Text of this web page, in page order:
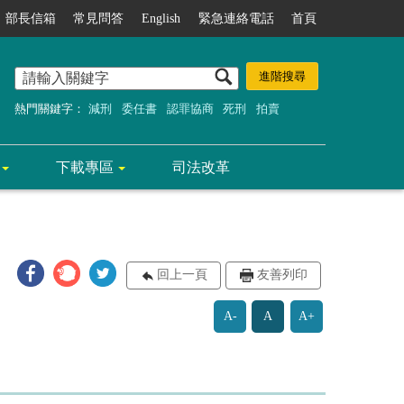
部長信箱 常見問答 English 緊急連絡電話 首頁
熱門關鍵字： 減刑 委任書 認罪協商 死刑 拍賣
下載專區 司法改革
回上一頁 友善列印
A- A A+